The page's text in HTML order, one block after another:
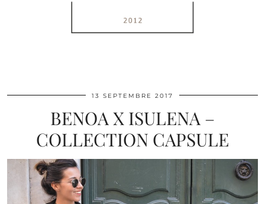
13 SEPTEMBRE 2017
BENOA X ISULENA –
COLLECTION CAPSULE